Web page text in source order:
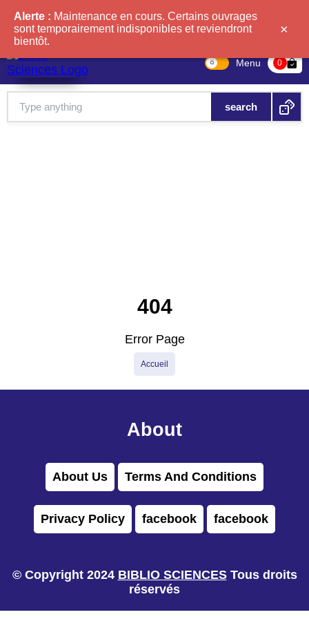
Menu 0 bag-check
Alerte : Maintenance en cours. Certains ouvrages
sont temporairement indisponibles et reviendront
bientôt.
×
404
Error Page
Accueil
About
About Us Terms And Conditions
Privacy Policy facebook facebook
© Copyright 2024 BIBLIO SCIENCESTous droits
réservés